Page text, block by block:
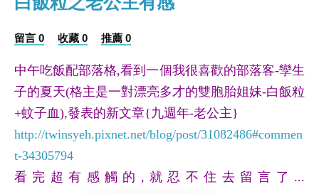
留言 0 收藏 0 推薦 0
中午吃飯配部落格,看到一個我很喜歡的部落客-孿生
子的夏天(格主是一對漂亮多才的雙胞胎姐妹-白飯粒
+蚊子血),發表的新文章{九週年-老公主}
http://twinsyeh.pixnet.net/blog/post/31082486#commen
t-34305794
看完超有感觸的,就忍不住去留言了...